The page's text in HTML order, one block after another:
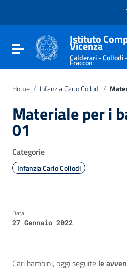
Vai al footer
Attiva / disattiva la navigazione
Istituto
Vicenza
Calderari - Collodi
Fraccon
Home / Infanzia Carlo Collodi /
Materiale per i
01
Categorie
Infanzia Carlo Collodi
Data:
27 Gennaio 2022
Cari bambini, oggi seguite le